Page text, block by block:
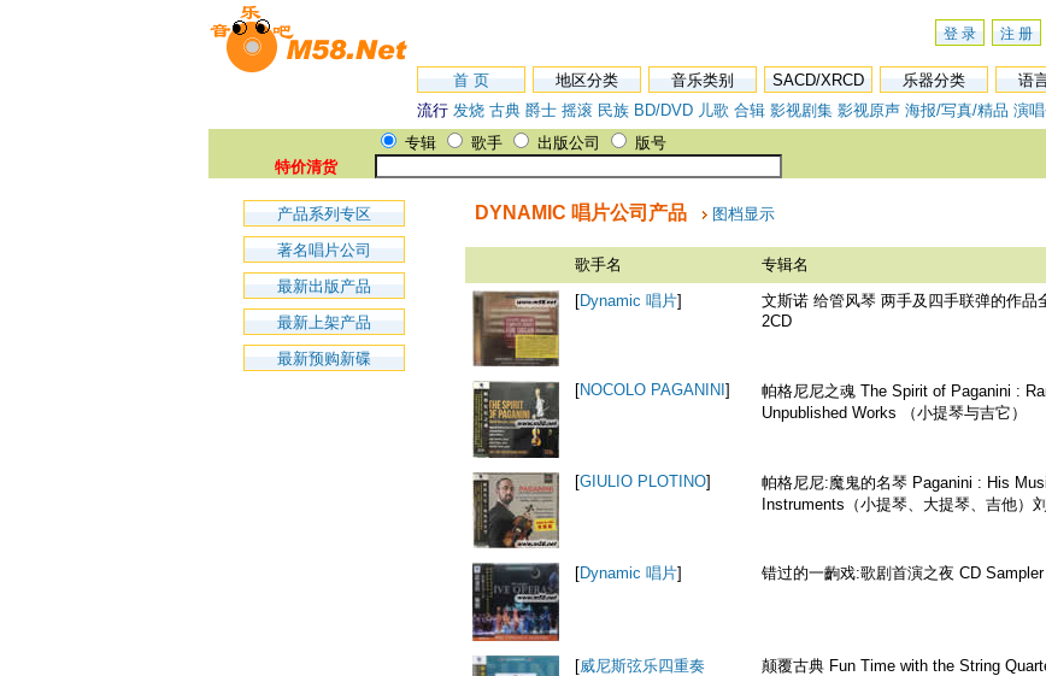
登 录 注 册
首 页 地区分类 音乐类别 SACD/XRCD 乐器分类 语
流行 发烧 古典 爵士 摇滚 民族 BD/DVD 儿歌 合辑 影视剧集 影视原声 海报/写真/精品 演
特价清货
专辑 歌手 出版公司 版号
产品系列专区
著名唱片公司
最新出版产品
最新上架产品
最新预购新碟
DYNAMIC 唱片公司产品 图档显示
歌手名 专辑名
[Dynamic 唱片]
文斯诺 给管风琴 两手及四手联弹的作品
2CD
[NOCOLO PAGANINI ]
帕格尼尼之魂 The Spirit of Paganini :
Unpublished Works （小提琴与吉它）
[GIULIO PLOTINO]
帕格尼尼:魔鬼的名琴 Paganini : His
Instruments（小提琴、大提琴、吉他）
[Dynamic 唱片] 错过的一齣戏:歌剧首演之夜 CD
[威尼斯弦乐四重奏
颠覆古典 Fun Time with the String